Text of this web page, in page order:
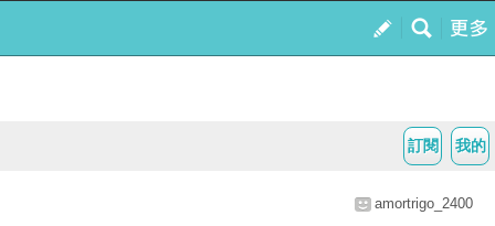
我的
訂閱
amortrigo_2400